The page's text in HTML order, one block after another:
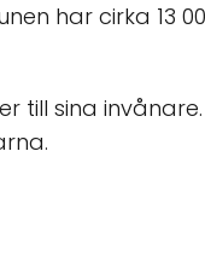
har cirka 13
till sina